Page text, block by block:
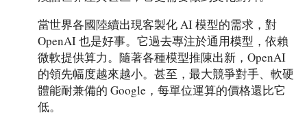
當世界各國陸續出現客製化 AI 模型的需求，對
OpenAI 也是好事。它過去專注於通用模型，依賴
微軟提供算力。隨著各種模型推陳出新，OpenAI
的領先幅度越來越小。甚至，最大競爭對手、軟硬
體能耐兼備的 Google，每單位運算的價格還比它
低。